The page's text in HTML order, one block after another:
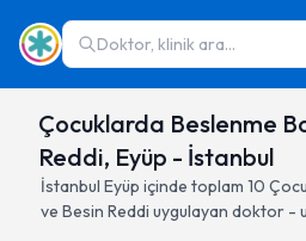
Doktor, klinik ara...
Çocuklarda Beslenme
Reddi, Eyüp - İstanbul
İstanbul Eyüp içinde toplam 10
ve Besin Reddi uygulayan doktor -